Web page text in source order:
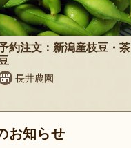
約注文：新潟産枝豆・茶
長井農園
お知らせ